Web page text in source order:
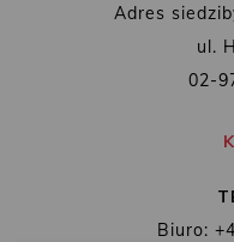
Adres
ul.
02-
Biuro: